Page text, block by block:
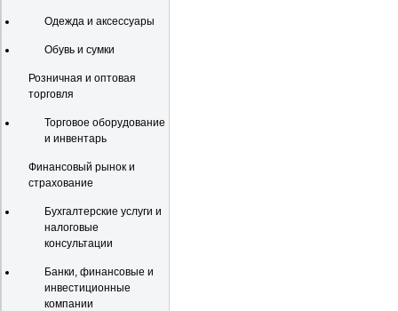
Одежда и аксессуары
Обувь и сумки
Розничная и оптовая
торговля
Торговое оборудование
и инвентарь
Финансовый рынок и
страхование
Бухгалтерские услуги и
налоговые
консультации
Банки, финансовые и
инвестиционные
компании